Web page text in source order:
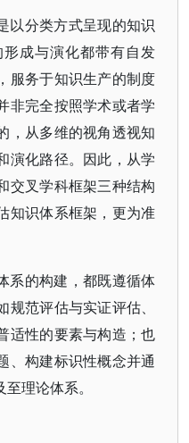
以分类方式呈现的知识
成与演化都带有自发
服务于知识生产的制度
非完全按照学术或者学
，从多维的视角透视知
演化路径。因此，从学
交叉学科框架三种结构
知识体系框架，更为准
系的构建，都既遵循体
范评估与实证评估、
适性的要素与构造；也
、构建标识性概念并通
理论体系。